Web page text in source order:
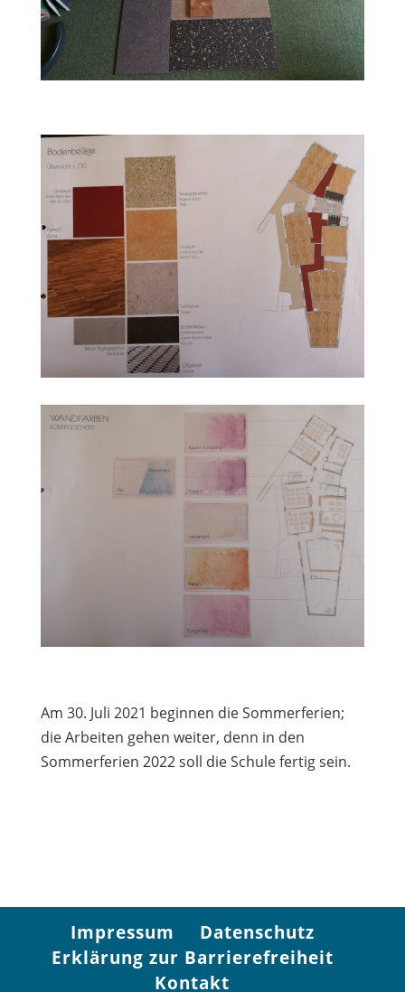
Am 30. Juli 2021 beginnen die Sommerferien;
die Arbeiten gehen weiter, denn in den
Sommerferien 2022 soll die Schule fertig sein.
Impressum
Datenschutz
Erklärung zur Barrierefreiheit
Kontakt